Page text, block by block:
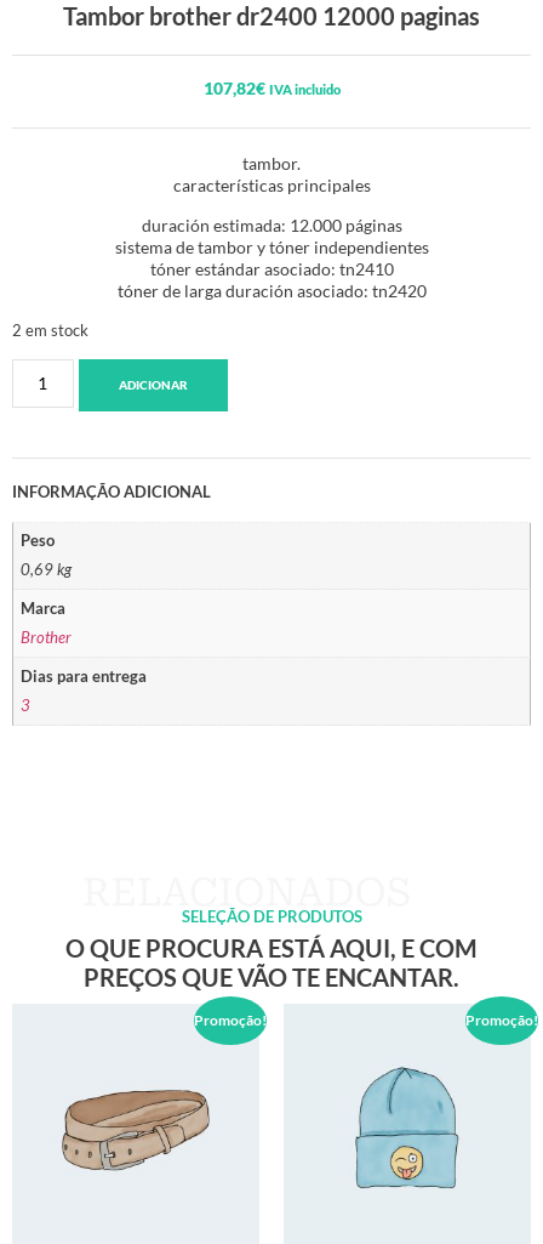
Tambor brother dr2400 12000 paginas
107,82€ IVA incluido
tambor.
características principales
duración estimada: 12.000 páginas
sistema de tambor y tóner independientes
tóner estándar asociado: tn2410
tóner de larga duración asociado: tn2420
2 em stock
ADICIONAR
INFORMAÇÃO ADICIONAL
Peso
0,69 kg
Marca
Brother
Dias para entrega
3
SELEÇÃO DE PRODUTOS
O QUE PROCURA ESTÁ AQUI, E COM
PREÇOS QUE VÃO TE ENCANTAR.
Promoção! Promoção!